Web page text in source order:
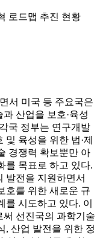
로드맵 추진 현황
서 미국 등 주요국은
산업을 보호·육성
국 정부는 연구개발
육성을 위한 법·제
경쟁력 확보뿐만 아
를 목표로 하고 있다.
발전을 지원하면서
호를 위한 새로운 규
시도하고 있다. 이
선진국의 과학기술
, 산업 발전을 위한 정